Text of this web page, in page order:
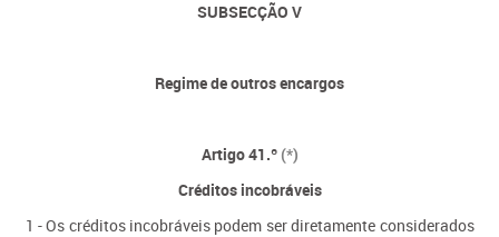
SUBSECÇÃO V
Regime de outros encargos
Artigo 41.º (*)
Créditos incobráveis
1 -Os créditos incobráveis podem ser diretamente considerados